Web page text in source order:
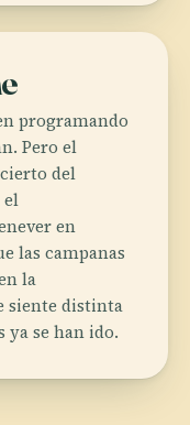
programando
Pero el
del
el
en
las campanas
la
siente distinta
ya se han ido.